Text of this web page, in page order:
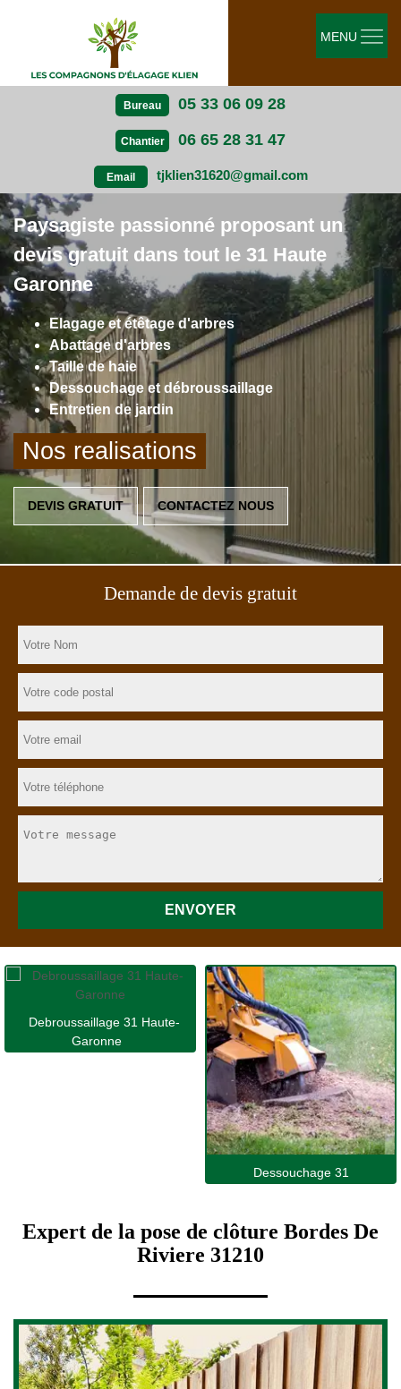
Bureau 05 33 06 09 28
Chantier 06 65 28 31 47
Email tjklien31620@gmail.com
MENU
Paysagiste passionné proposant un
devis gratuit dans tout le 31 Haute
Garonne
Elagage et étêtage d'arbres
Abattage d'arbres
Taille de haie
Dessouchage et débroussaillage
Entretien de jardin
Nos realisations
DEVIS GRATUIT CONTACTEZ NOUS
Demande de devis gratuit
Debroussaillage 31 Haute-
Garonne
Dessouchage 31
Expert de la pose de clôture Bordes De
Riviere 31210